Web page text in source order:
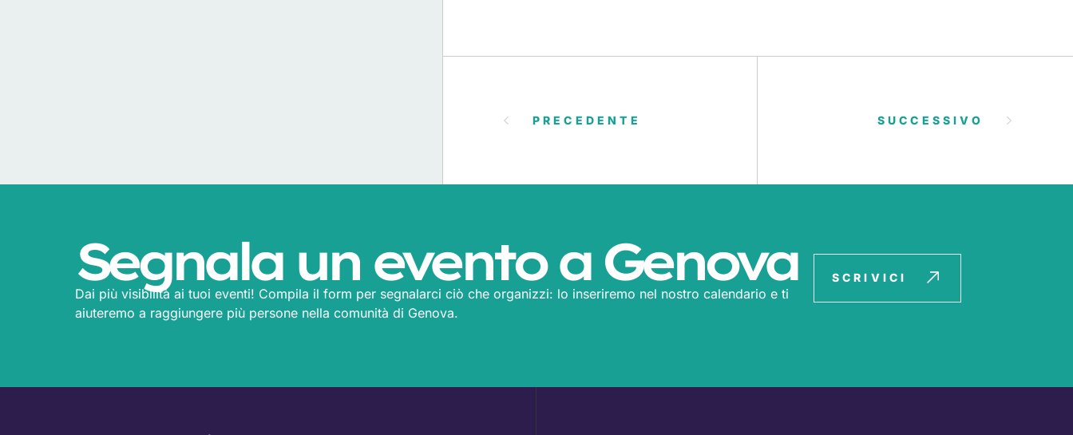
PRECEDENTE SUCCESSIVO
Segnala un evento a Genova
Dai più visibilità ai tuoi eventi! Compila il form per segnalarci ciò che organizzi: lo inseriremo nel nostro calendario e ti
aiuteremo a raggiungere più persone nella comunità di Genova.
SCRIVICI